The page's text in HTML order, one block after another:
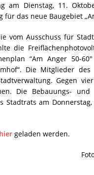
am Dienstag, 11.
das neue Baugebiet
vom Ausschuss für
die
“Am Anger 50-
Die Mitglieder des
Gegen
Die Bebauungs- und
am
hier geladen werden.